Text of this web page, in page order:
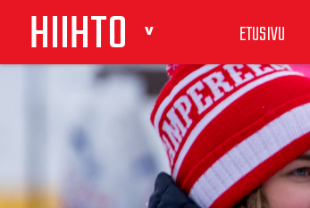
HIIHTO ETUSIVU